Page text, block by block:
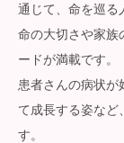
通じて、命を巡る
命の大切さや家族
ードが満載です。
患者さんの病状が
て成長する姿など
す。